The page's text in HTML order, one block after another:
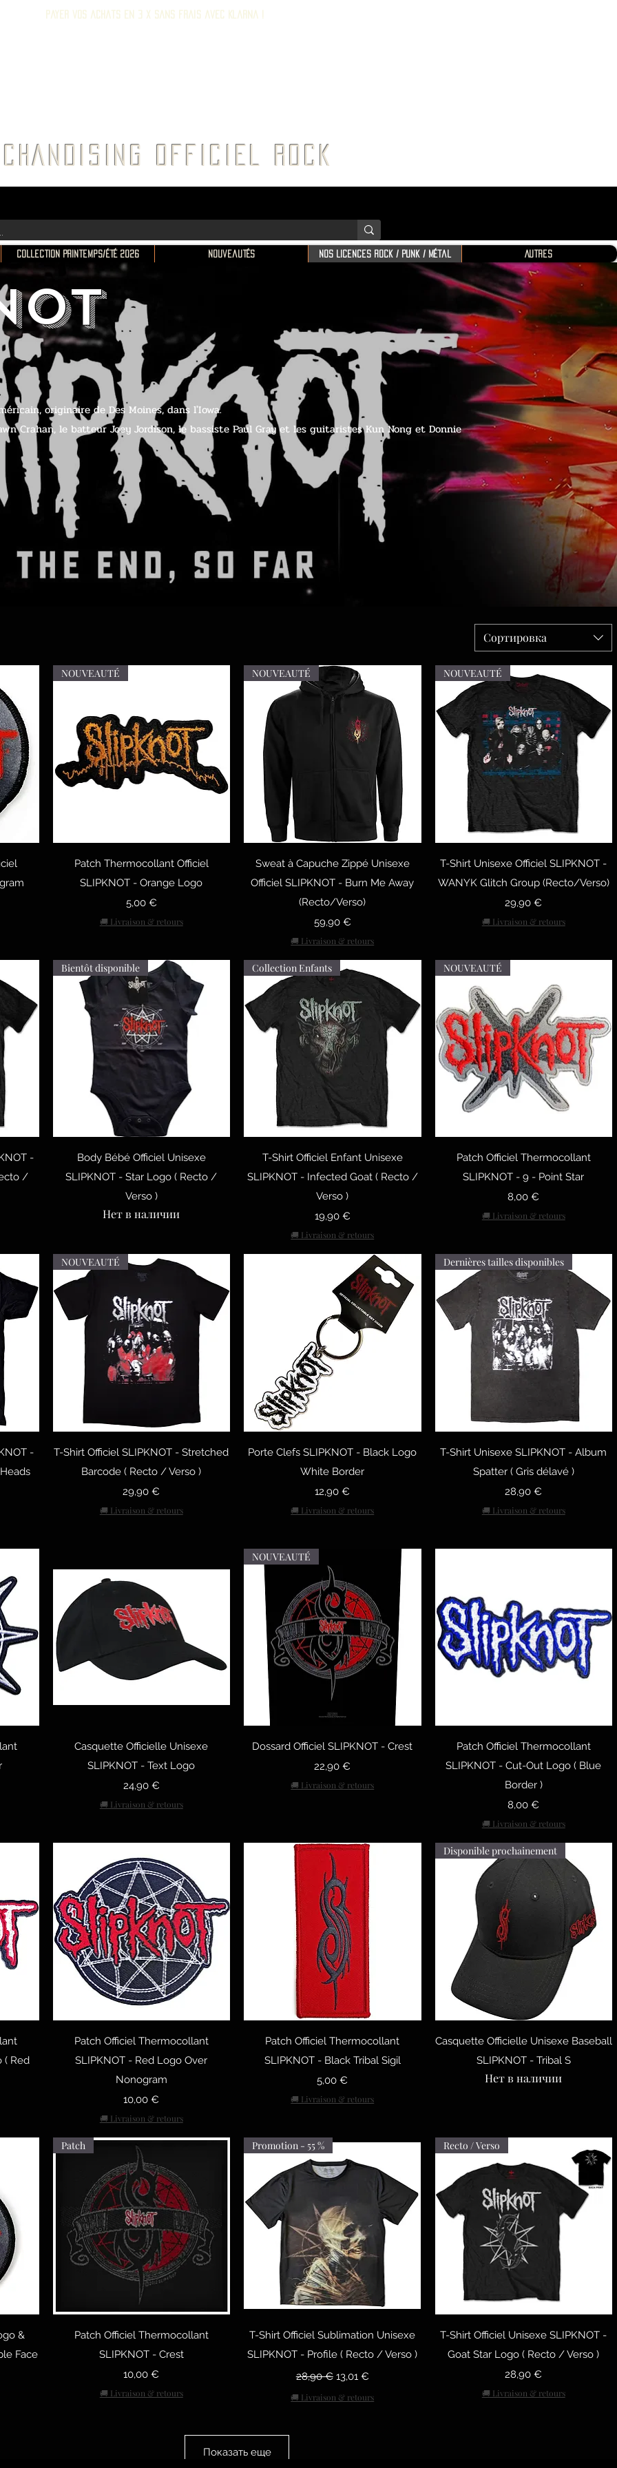
Payer vos achats en 3 x sans frais avec Klarna !
OFFICIEL ROCK
Collection Printemps/Été 2026 Nouveautés Nos Licences Rock / Punk / Métal Autres
originaire de Des Moines, dans l'Iowa.
Crahan, le batteur Joey Jordison, le bassiste Paul Gray et les guitaristes Kun Nong et Donnie
Сортировка
Быстрый просмотр
NOUVEAUTÉ
Patch Thermocollant Officiel
SLIPKNOT - Orange Logo
Цена
5,00 €
🚚 Livraison & retours
Быстрый просмотр
NOUVEAUTÉ
Sweat à Capuche Zippé Unisexe
Officiel SLIPKNOT - Burn Me Away
(Recto/Verso)
Цена
59,90 €
🚚 Livraison & retours
Быстрый просмотр
NOUVEAUTÉ
T-Shirt Unisexe Officiel SLIPKNOT -
WANYK Glitch Group (Recto/Verso)
Цена
29,90 €
🚚 Livraison & retours
-
/
Быстрый просмотр
Bientôt disponible
Body Bébé Officiel Unisexe
SLIPKNOT - Star Logo ( Recto /
Verso )
Нет в наличии
Быстрый просмотр
Collection Enfants
T-Shirt Officiel Enfant Unisexe
SLIPKNOT - Infected Goat ( Recto /
Verso )
Цена
19,90 €
🚚 Livraison & retours
Быстрый просмотр
NOUVEAUTÉ
Patch Officiel Thermocollant
SLIPKNOT - 9 - Point Star
Цена
8,00 €
🚚 Livraison & retours
-
Быстрый просмотр
NOUVEAUTÉ
T-Shirt Officiel SLIPKNOT - Stretched
Barcode ( Recto / Verso )
Цена
29,90 €
🚚 Livraison & retours
Быстрый просмотр
Porte Clefs SLIPKNOT - Black Logo
White Border
Цена
12,90 €
🚚 Livraison & retours
Быстрый просмотр
Dernières tailles disponibles
T-Shirt Unisexe SLIPKNOT - Album
Spatter ( Gris délavé )
Цена
28,90 €
🚚 Livraison & retours
Быстрый просмотр
Casquette Officielle Unisexe
SLIPKNOT - Text Logo
Цена
24,90 €
🚚 Livraison & retours
Быстрый просмотр
NOUVEAUTÉ
Dossard Officiel SLIPKNOT - Crest
Цена
22,90 €
🚚 Livraison & retours
Быстрый просмотр
Patch Officiel Thermocollant
SLIPKNOT - Cut-Out Logo ( Blue
Border )
Цена
8,00 €
🚚 Livraison & retours
( Red
Быстрый просмотр
Patch Officiel Thermocollant
SLIPKNOT - Red Logo Over
Nonogram
Цена
10,00 €
🚚 Livraison & retours
Быстрый просмотр
Patch Officiel Thermocollant
SLIPKNOT - Black Tribal Sigil
Цена
5,00 €
🚚 Livraison & retours
Быстрый просмотр
Disponible prochainement
Casquette Officielle Unisexe Baseball
SLIPKNOT - Tribal S
Нет в наличии
&
Face
Быстрый просмотр
Patch
Patch Officiel Thermocollant
SLIPKNOT - Crest
Цена
10,00 €
🚚 Livraison & retours
Быстрый просмотр
Promotion - 55 %
T-Shirt Officiel Sublimation Unisexe
SLIPKNOT - Profile ( Recto / Verso )
Обычная цена
28,90 € Цена со скидкой
13,01 €
🚚 Livraison & retours
Быстрый просмотр
Recto / Verso
T-Shirt Officiel Unisexe SLIPKNOT -
Goat Star Logo ( Recto / Verso )
Цена
28,90 €
🚚 Livraison & retours
Показать еще